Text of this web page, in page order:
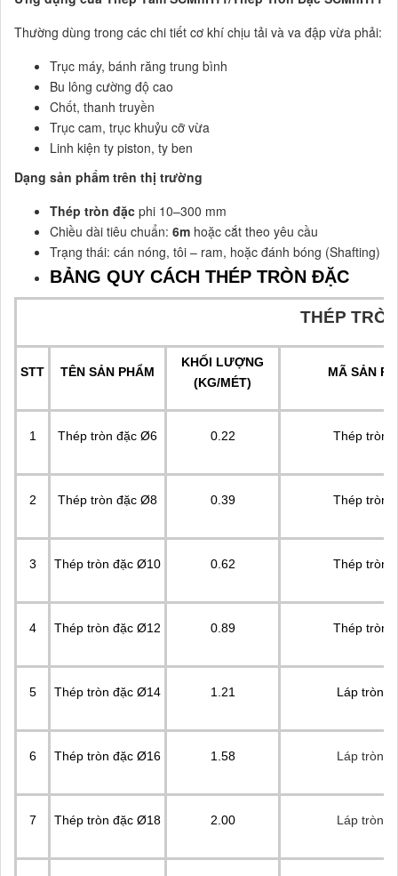
Thường dùng trong các chi tiết cơ khí chịu tải và va đập vừa phải:
Trục máy, bánh răng trung bình
Bu lông cường độ cao
Chốt, thanh truyền
Trục cam, trục khuỷu cỡ vừa
Linh kiện ty piston, ty ben
Dạng sản phẩm trên thị trường
Thép tròn đặc phi 10–300 mm
Chiều dài tiêu chuẩn: 6m hoặc cắt theo yêu cầu
Trạng thái: cán nóng, tôi – ram, hoặc đánh bóng (Shafting)
BẢNG QUY CÁCH THÉP TRÒN ĐẶC
THÉP
STT TÊN SẢN PHẨM
KHỐI LƯỢNG
(KG/MÉT)
MÃ SẢN
1 Thép tròn đặc Ø6 0.22 Thép tròn
2 Thép tròn đặc Ø8 0.39 Thép tròn
3 Thép tròn đặc Ø10 0.62 Thép tròn
4 Thép tròn đặc Ø12 0.89 Thép tròn
5 Thép tròn đặc Ø14 1.21 Láp tròn
6 Thép tròn đặc Ø16 1.58 Láp tròn
7 Thép tròn đặc Ø18 2.00 Láp tròn